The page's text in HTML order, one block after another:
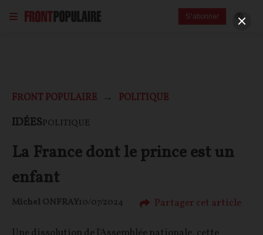
S'abonner
FRONT POPULAIRE POLITIQUE
IDÉESPOLITIQUE
La France dont le prince est un
enfant
Michel ONFRAY10/07/2024 Partager cet article